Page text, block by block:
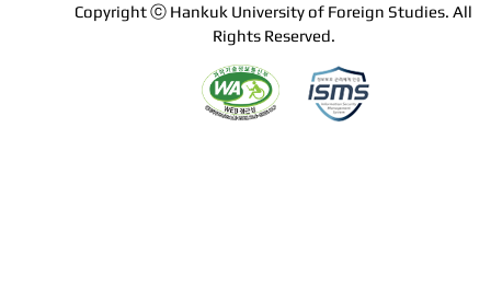
Copyright ⓒ Hankuk University of Foreign Studies. All
Rights Reserved.